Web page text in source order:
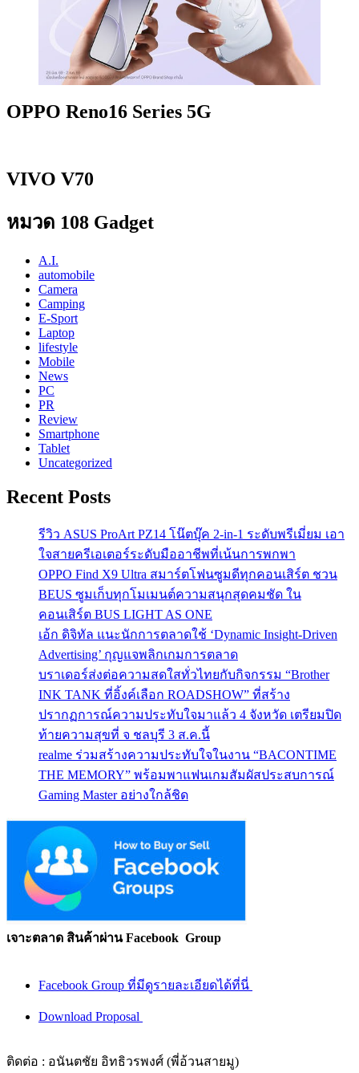
OPPO Reno16 Series 5G
VIVO V70
หมวด 108 Gadget
A.I.
automobile
Camera
Camping
E-Sport
Laptop
lifestyle
Mobile
News
PC
PR
Review
Smartphone
Tablet
Uncategorized
Recent Posts
รีวิว ASUS ProArt PZ14 โน๊ตบุ๊ค 2-in-1 ระดับพรีเมี่ยม เอา
ใจสายครีเอเตอร์ระดับมืออาชีพที่เน้นการพกพา
OPPO Find X9 Ultra สมาร์ตโฟนซูมดีทุกคอนเสิร์ต ชวน
BEUS ซูมเก็บทุกโมเมนต์ความสนุกสุดคมชัด ใน
คอนเสิร์ต BUS LIGHT AS ONE
เอ้ก ดิจิทัล แนะนักการตลาดใช้ ‘Dynamic Insight-Driven
Advertising’ กุญแจพลิกเกมการตลาด
บราเดอร์ส่งต่อความสดใสทั่วไทยกับกิจกรรม “Brother
INK TANK ที่อิ้งค์เลือก ROADSHOW” ที่สร้าง
ปรากฏการณ์ความประทับใจมาแล้ว 4 จังหวัด เตรียมปิด
ท้ายความสุขที่ จ ชลบุรี 3 ส.ค.นี้
realme ร่วมสร้างความประทับใจในงาน “BACONTIME
THE MEMORY” พร้อมพาแฟนเกมสัมผัสประสบการณ์
Gaming Master อย่างใกล้ชิด
เจาะตลาด สินค้าผ่าน Facebook Group
Facebook Group ที่มีดูรายละเอียดได้ที่นี่
Download Proposal
ติดต่อ : อนันตชัย อิทธิวรพงศ์ (พี่อ้วนสายมู)